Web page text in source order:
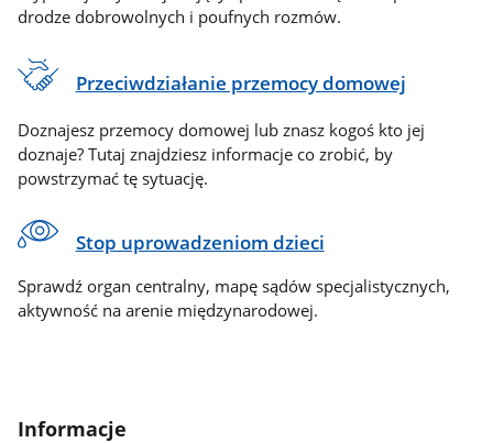
drodze dobrowolnych i poufnych rozmów.
Przeciwdziałanie przemocy domowej
Doznajesz przemocy domowej lub znasz kogoś kto jej
doznaje? Tutaj znajdziesz informacje co zrobić, by
powstrzymać tę sytuację.
Stop uprowadzeniom dzieci
Sprawdź organ centralny, mapę sądów specjalistycznych,
aktywność na arenie międzynarodowej.
Informacje